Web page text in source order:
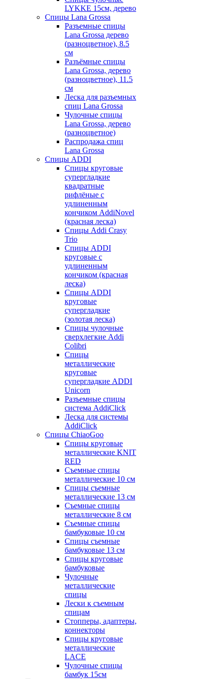
LYKKE 15см, дерево
Спицы Lana Grossa
Разъемные спицы
Lana Grossa дерево
(разноцветное), 8.5
см
Разъёмные спицы
Lana Grossa, дерево
(разноцветное), 11.5
см
Леска для разъемных
спиц Lana Grossa
Чулочные спицы
Lana Grossa, дерево
(разноцветное)
Распродажа спиц
Lana Grossa
Спицы ADDI
Спицы круговые
супергладкие
квадратные
рифлёные с
удлиненным
кончиком AddiNovel
(красная леска)
Спицы Addi Crasy
Trio
Спицы ADDI
круговые с
удлиненным
кончиком (красная
леска)
Спицы ADDI
круговые
супергладкие
(золотая леска)
Спицы чулочные
сверхлегкие Addi
Colibri
Спицы
металлические
круговые
супергладкие ADDI
Unicorn
Разъемные спицы
система AddiClick
Леска для системы
AddiClick
Спицы ChiaoGoo
Спицы круговые
металлические KNIT
RED
Съемные спицы
металлические 10 см
Спицы съемные
металлические 13 см
Съемные спицы
металлические 8 см
Съемные спицы
бамбуковые 10 см
Спицы съемные
бамбуковые 13 см
Спицы круговые
бамбуковые
Чулочные
металлические
спицы
Лески к съемным
спицам
Стопперы, адаптеры,
коннекторы
Спицы круговые
металлические
LACE
Чулочные спицы
бамбук 15см